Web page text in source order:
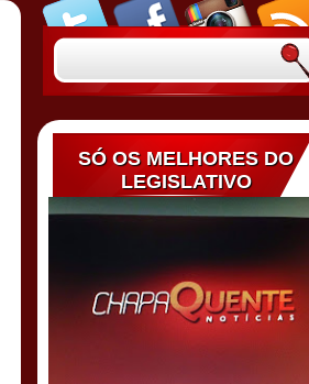
SÓ OS MELHORES DO
LEGISLATIVO